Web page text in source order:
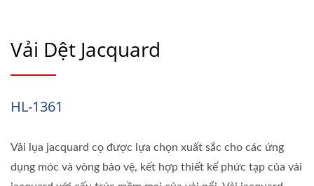
Vải Dệt Jacquard
HL-1361
Vải lụa jacquard cọ được lựa chọn xuất sắc cho các ứng
dụng móc và vòng bảo vệ, kết hợp thiết kế phức tạp của vải